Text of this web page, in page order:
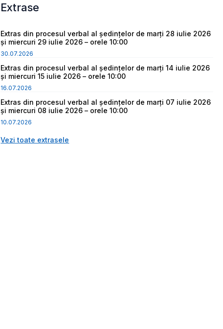
Extrase
Extras din procesul verbal al ședințelor de marți 28 iulie 2026
și miercuri 29 iulie 2026 – orele 10:00
30.07.2026
Extras din procesul verbal al ședințelor de marți 14 iulie 2026
și miercuri 15 iulie 2026 – orele 10:00
16.07.2026
Extras din procesul verbal al ședințelor de marți 07 iulie 2026
și miercuri 08 iulie 2026 – orele 10:00
10.07.2026
Vezi toate extrasele